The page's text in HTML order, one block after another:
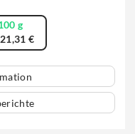
g
€